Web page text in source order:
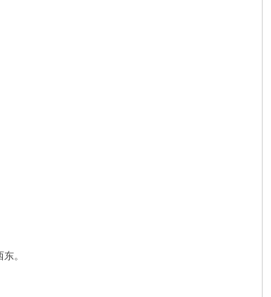
。